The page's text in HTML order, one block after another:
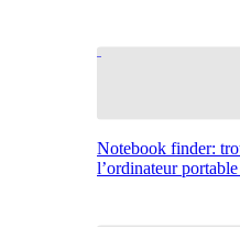
Notebook finder:
l’ordinateur